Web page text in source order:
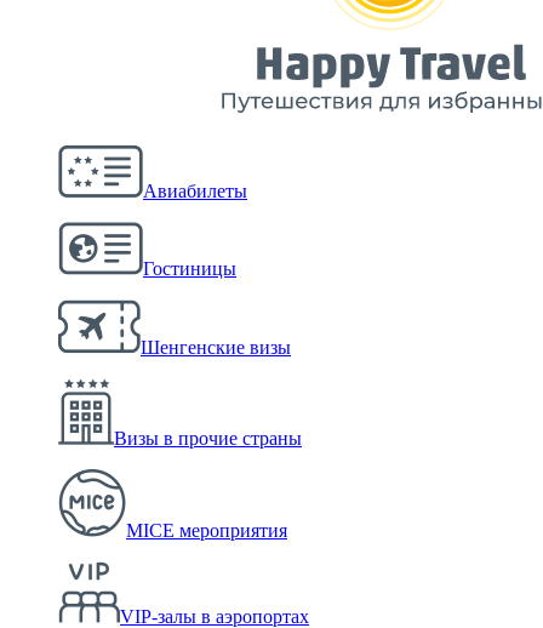
Авиабилеты
Гостиницы
Шенгенские визы
Визы в прочие страны
MICE мероприятия
VIP-залы в аэропортах